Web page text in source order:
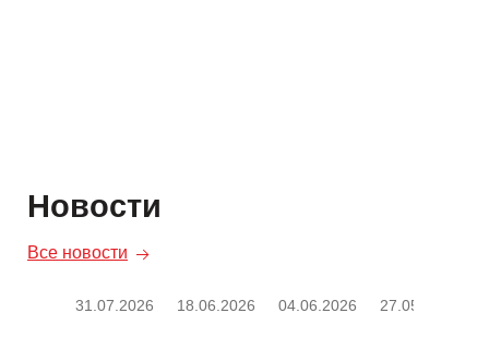
Новости
Все новости
31.07.2026 18.06.2026 04.06.2026 27.05.2026